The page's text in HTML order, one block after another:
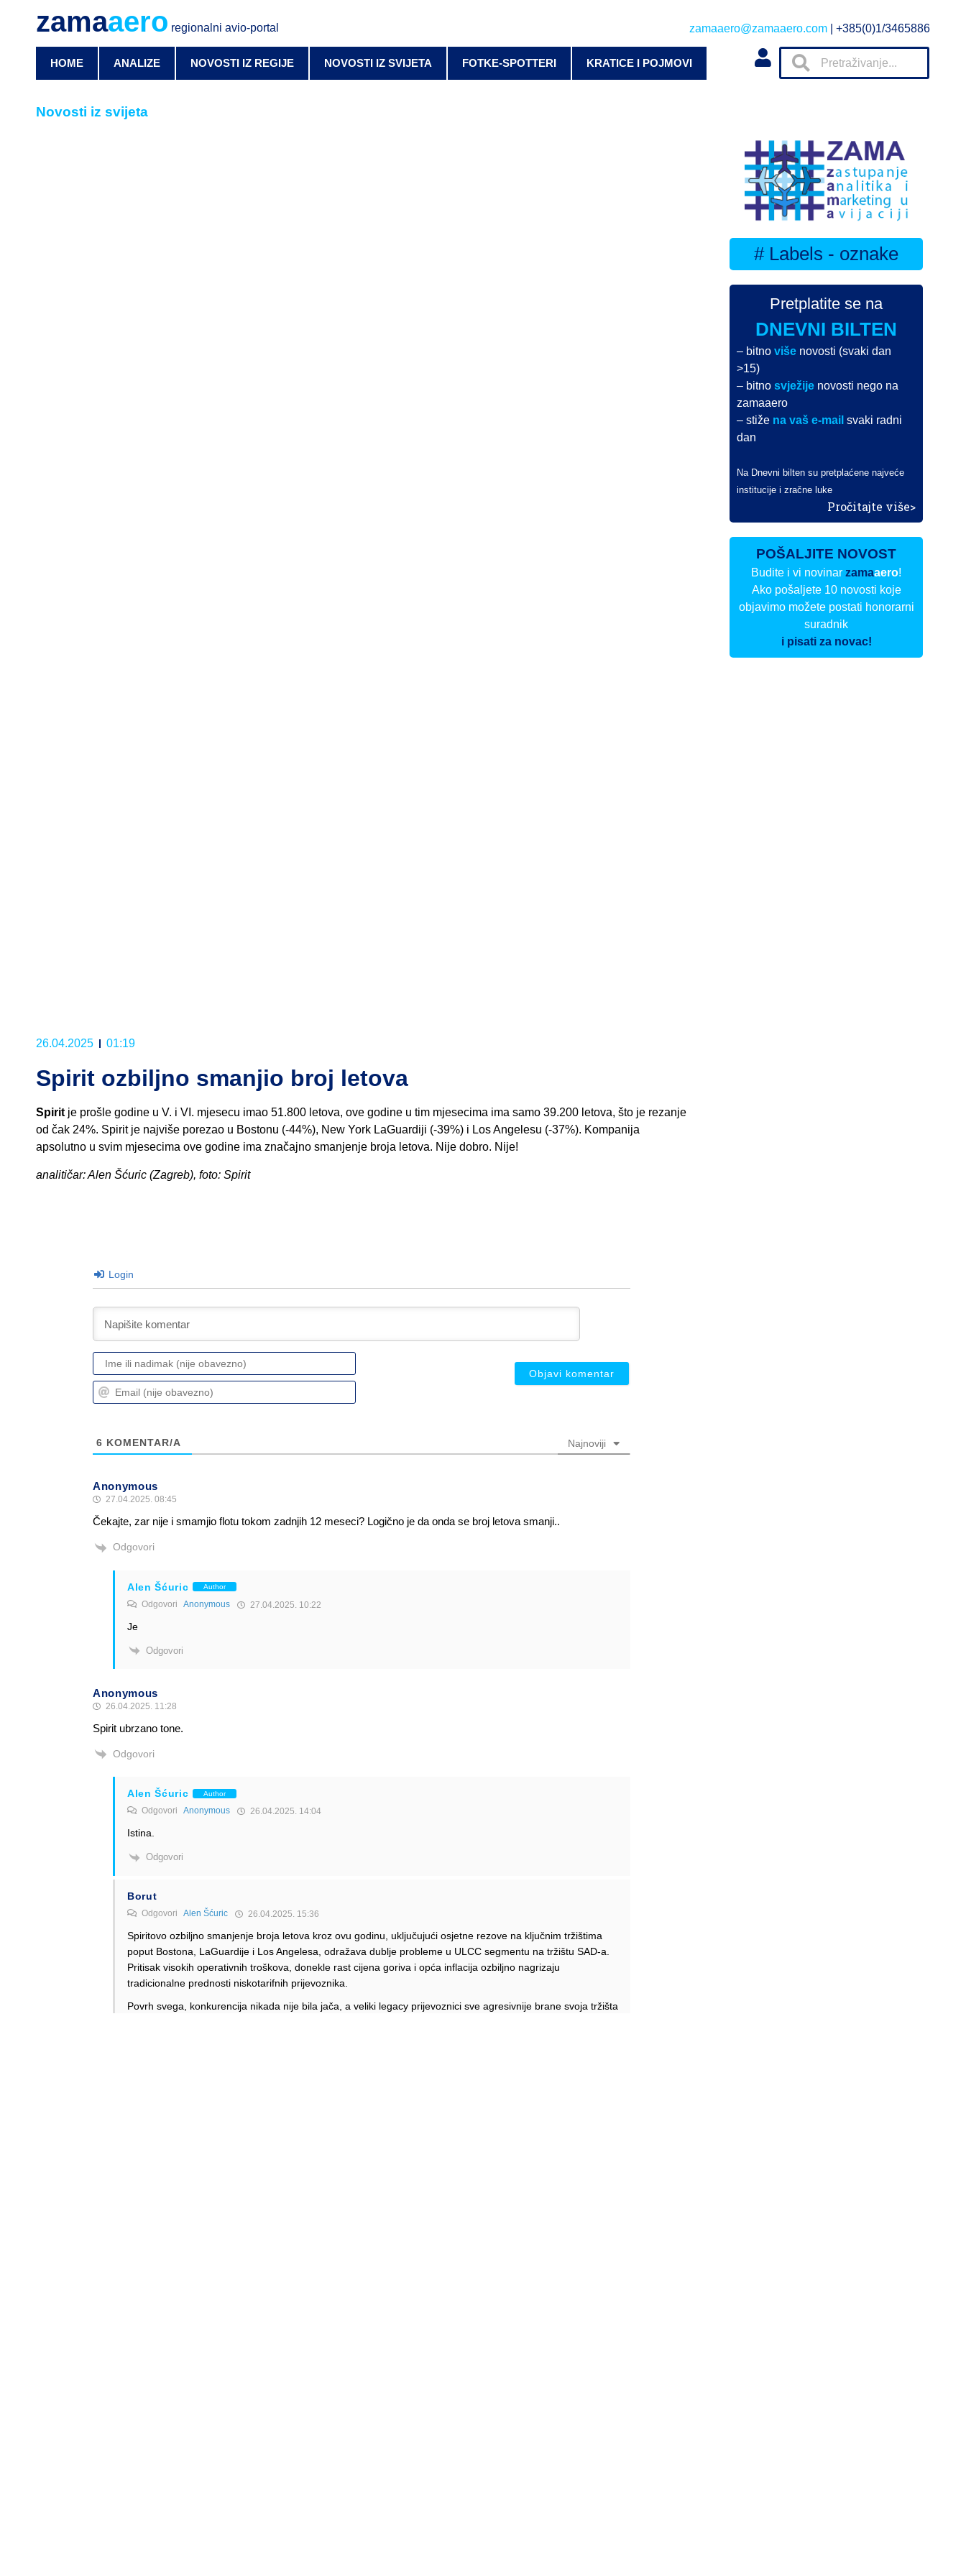
zamaaero regionalni avio-portal zamaaero@zamaaero.com | +385(0)1/3465886
HOME ANALIZE NOVOSTI IZ REGIJE NOVOSTI IZ SVIJETA FOTKE-SPOTTERI KRATICE I POJMOVI
Novosti iz svijeta
26.04.2025 01:19
Spirit ozbiljno smanjio broj letova
Spiritje prošle godine u V. i VI. mjesecu imao 51.800 letova, ove godine u tim mjesecima ima samo 39.200 letova, što je rezanje
od čak 24%. Spirit je najviše porezao u Bostonu (-44%), New York LaGuardiji (-39%) i Los Angelesu (-37%). Kompanija
apsolutno u svim mjesecima ove godine ima značajno smanjenje broja letova. Nije dobro. Nije!
analitičar: Alen Šćuric (Zagreb), foto: Spirit
Login
Ime
ili
nadimak
Email
(nije
6 KOMENTAR/A Najnoviji
Anonymous
27.04.2025. 08:45
Čekajte, zar nije i smamjio flotu tokom zadnjih 12 meseci? Logično je da onda se broj letova smanji..
Odgovori
Alen Šćuric Author
Odgovori Anonymous 27.04.2025. 10:22
Je
Odgovori
Anonymous
26.04.2025. 11:28
Spirit ubrzano tone.
Odgovori
Alen Šćuric Author
Odgovori Anonymous 26.04.2025. 14:04
Istina.
Odgovori
Borut
Odgovori Alen Šćuric 26.04.2025. 15:36
Spiritovo ozbiljno smanjenje broja letova kroz ovu godinu, uključujući osjetne rezove na ključnim tržištima
poput Bostona, LaGuardije i Los Angelesa, odražava dublje probleme u ULCC segmentu na tržištu SAD-a.
Pritisak visokih operativnih troškova, donekle rast cijena goriva i opća inflacija ozbiljno nagrizaju
tradicionalne prednosti niskotarifnih prijevoznika.
Povrh svega, konkurencija nikada nije bila jača, a veliki legacy prijevoznici sve agresivnije brane svoja tržišta
# Labels - oznake
Pretplatite se na
DNEVNI BILTEN
– bitnoviše novosti (svaki dan
>15)
– bitnosvježije novosti nego na
zamaaero
– stiže na vaš e-mail svaki radni
dan
Na Dnevni bilten su pretplaćene najveće
institucije i zračne luke
Pročitajte više>
POŠALJITE NOVOST
Budite i vi novinarzamaaero!
Ako pošaljete 10 novosti koje
objavimo možete postati honorarni
suradnik
i pisati za novac!